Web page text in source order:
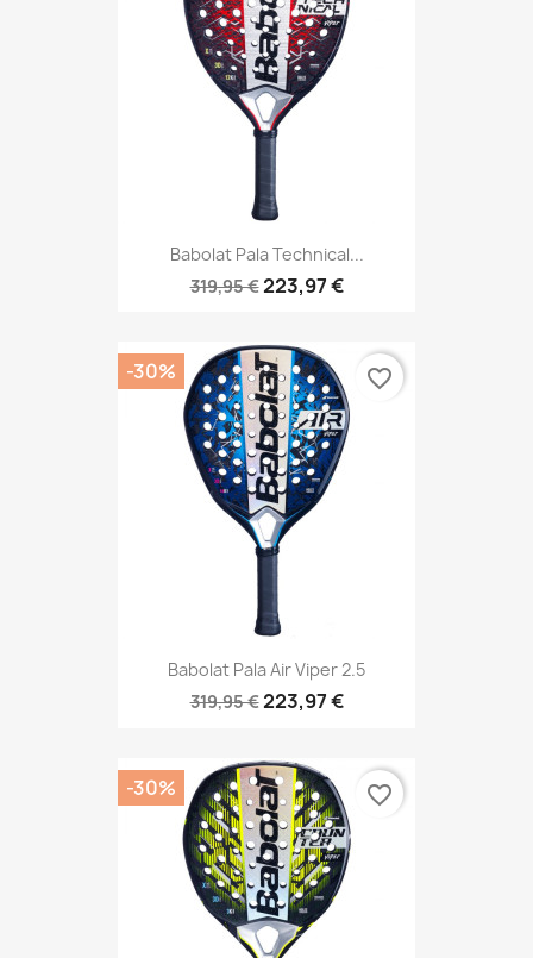
Babolat Pala Technical...
319,95 €223,97 €
Babolat Pala Air Viper 2.5
319,95 €223,97 €
-30% favorite_border
-30% favorite_border